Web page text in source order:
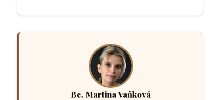
Bc. Martina Vaňková